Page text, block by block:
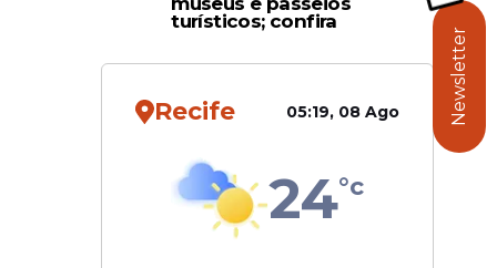
foi
14
turísticos; confira
Recife 05:19, 08 Ago
24°c
Newsletter